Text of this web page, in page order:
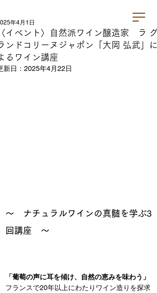
イベント〉自然派ワイン醸造家 ラ グ
ンドコリーヌジャポン「大岡 弘武」に
るワイン講座
年4月1日
新日： 2025年4月22日
〜　ナチュラルワインの真髄を学ぶ3
回講座　〜
「葡萄の声に耳を傾け、自然の恵みを味わう」
フランスで20年以上にわたりワイン造りを探求